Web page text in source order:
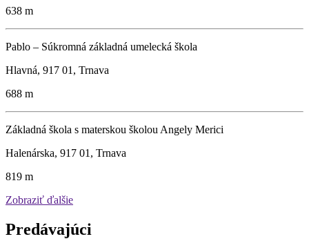
638 m
Pablo – Súkromná základná umelecká škola
Hlavná, 917 01, Trnava
688 m
Základná škola s materskou školou Angely Merici
Halenárska, 917 01, Trnava
819 m
Zobraziť ďalšie
Predávajúci